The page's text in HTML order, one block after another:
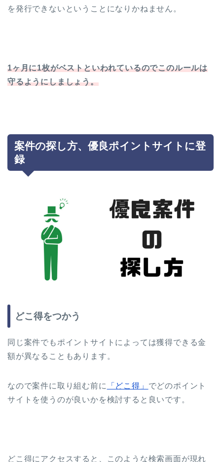
を発行できないということになりかねません。
1ヶ月に1枚がベストといわれているのでこのルールは
守るようにしましょう。
案件の探し方、優良ポイントサイトに登
録
どこ得をつかう
同じ案件でもポイントサイトによっては獲得できる金
額が異なることもあります。
なので案件に取り組む前に 「どこ得」 でどのポイント
サイトを使うのが良いかを検討すると良いです。
どこ得にアクセスすると、このような検索画面が現れ